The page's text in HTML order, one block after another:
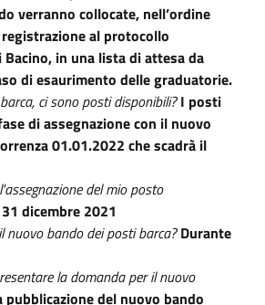
verranno collocate, nell’ordine
al protocollo
Bacino, in una lista di attesa da
di esaurimento delle graduatorie.
ci sono posti disponibili? I posti
di assegnazione con il nuovo
01.01.2022 che scadrà il
del mio posto
dicembre 2021
nuovo bando dei posti barca? Durante
la domanda per il nuovo
pubblicazione del nuovo bando